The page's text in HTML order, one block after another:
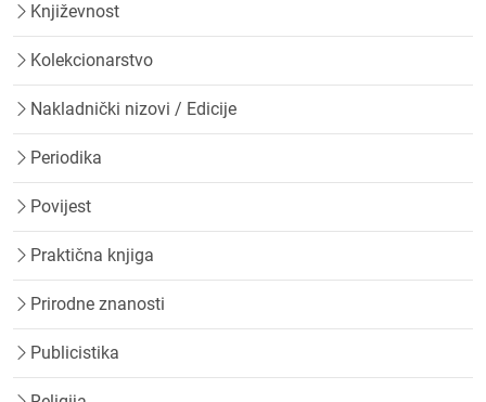
Književnost
Kolekcionarstvo
Nakladnički nizovi / Edicije
Periodika
Povijest
Praktična knjiga
Prirodne znanosti
Publicistika